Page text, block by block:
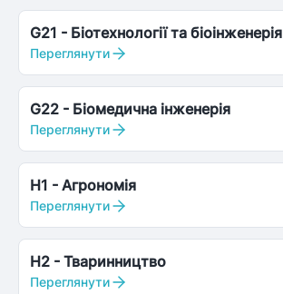
G21 - Біотехнології та біоінженерія
Переглянути
G22 - Біомедична інженерія
Переглянути
H1 - Агрономія
Переглянути
H2 - Тваринництво
Переглянути